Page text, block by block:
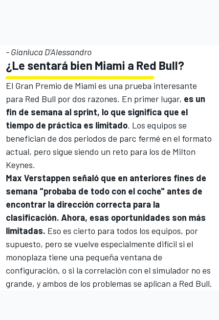
- Gianluca D'Alessandro
¿Le sentará bien Miami a Red Bull?
El Gran Premio de Miami es una prueba interesante
para Red Bull por dos razones. En primer lugar, es un
fin de semana al sprint, lo que significa que el
tiempo de práctica es limitado. Los equipos se
benefician de dos periodos de parc fermé en el formato
actual, pero sigue siendo un reto para los de Milton
Keynes.
Max Verstappen señaló que en anteriores fines de
semana "probaba de todo con el coche" antes de
encontrar la dirección correcta para la
clasificación. Ahora, esas oportunidades son más
limitadas. Eso es cierto para todos los equipos, por
supuesto, pero se vuelve especialmente difícil si el
monoplaza tiene una pequeña ventana de
configuración, o si la correlación con el simulador no es
grande, y ambos de los problemas se aplican a Red Bull.